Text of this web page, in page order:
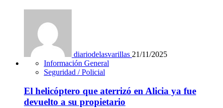
diariodelasvarillas 21/11/2025
Información General
Seguridad / Policial
El helicóptero que aterrizó en Alicia ya fue
devuelto a su propietario